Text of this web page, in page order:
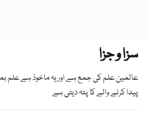
سزا و جزا
عالمین علم کی جمع ہے اور یہ ماخوذ ہے علم
پیدا کرنے والے کا پتہ دیتی ہے